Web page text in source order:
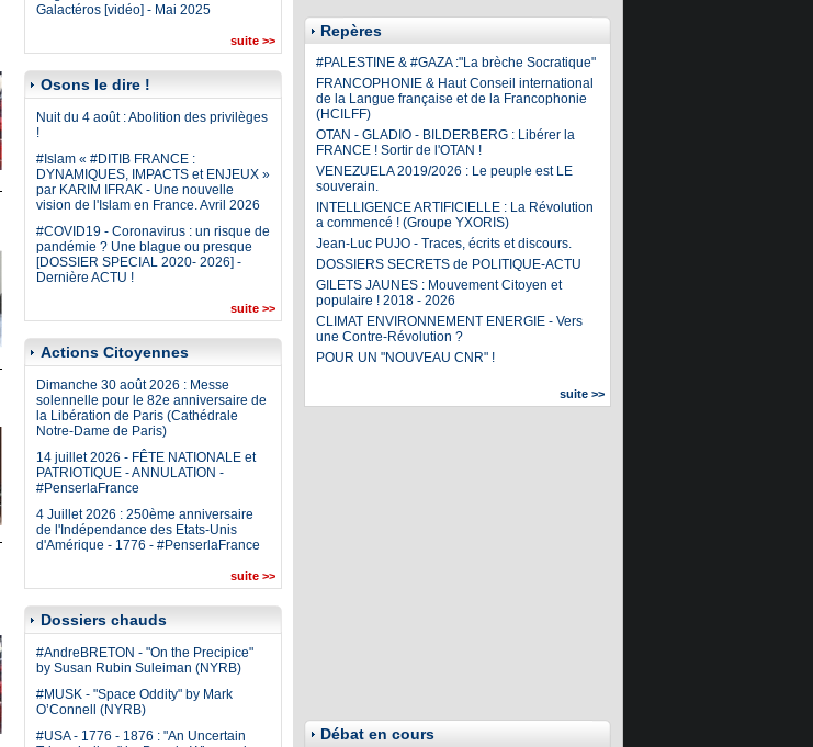
Galactéros [vidéo] - Mai 2025
suite >>
Osons le dire !
Nuit du 4 août : Abolition des privilèges
!
#Islam « #DITIB FRANCE :
DYNAMIQUES, IMPACTS et ENJEUX »
par KARIM IFRAK - Une nouvelle
vision de l'Islam en France. Avril 2026
#COVID19 - Coronavirus : un risque de
pandémie ? Une blague ou presque
[DOSSIER SPECIAL 2020- 2026] -
Dernière ACTU !
suite >>
Actions Citoyennes
Dimanche 30 août 2026 : Messe
solennelle pour le 82e anniversaire de
la Libération de Paris (Cathédrale
Notre-Dame de Paris)
14 juillet 2026 - FÊTE NATIONALE et
PATRIOTIQUE - ANNULATION -
#PenserlaFrance
4 Juillet 2026 : 250ème anniversaire
de l'Indépendance des Etats-Unis
d'Amérique - 1776 - #PenserlaFrance
suite >>
Dossiers chauds
#AndreBRETON - "On the Precipice"
by Susan Rubin Suleiman (NYRB)
#MUSK - "Space Oddity" by Mark
O’Connell (NYRB)
#USA - 1776 - 1876 : "An Uncertain
Repères
#PALESTINE & #GAZA :"La brèche Socratique"
FRANCOPHONIE & Haut Conseil international
de la Langue française et de la Francophonie
(HCILFF)
OTAN - GLADIO - BILDERBERG : Libérer la
FRANCE ! Sortir de l'OTAN !
VENEZUELA 2019/2026 : Le peuple est LE
souverain.
INTELLIGENCE ARTIFICIELLE : La Révolution
a commencé ! (Groupe YXORIS)
Jean-Luc PUJO - Traces, écrits et discours.
DOSSIERS SECRETS de POLITIQUE-ACTU
GILETS JAUNES : Mouvement Citoyen et
populaire ! 2018 - 2026
CLIMAT ENVIRONNEMENT ENERGIE - Vers
une Contre-Révolution ?
POUR UN "NOUVEAU CNR" !
suite >>
Débat en cours